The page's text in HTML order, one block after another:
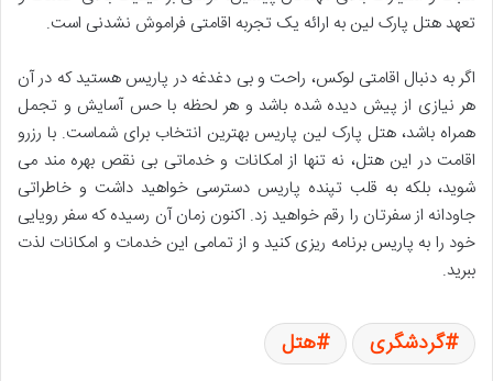
تعهد هتل پارک لین به ارائه یک تجربه اقامتی فراموش نشدنی است.
اگر به دنبال اقامتی لوکس، راحت و بی دغدغه در پاریس هستید که در آن
هر نیازی از پیش دیده شده باشد و هر لحظه با حس آسایش و تجمل
همراه باشد، هتل پارک لین پاریس بهترین انتخاب برای شماست. با رزرو
اقامت در این هتل، نه تنها از امکانات و خدماتی بی نقص بهره مند می
شوید، بلکه به قلب تپنده پاریس دسترسی خواهید داشت و خاطراتی
جاودانه از سفرتان را رقم خواهید زد. اکنون زمان آن رسیده که سفر رویایی
خود را به پاریس برنامه ریزی کنید و از تمامی این خدمات و امکانات لذت
ببرید.
گردشگری هتل